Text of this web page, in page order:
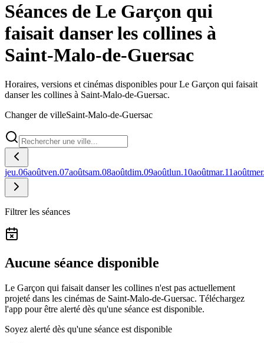
Séances de Le Garçon qui
faisait danser les collines à
Saint-Malo-de-Guersac
Horaires, versions et cinémas disponibles pour Le Garçon qui faisait
danser les collines à Saint-Malo-de-Guersac.
Changer de villeSaint-Malo-de-Guersac
jeu.06aoûtven.07aoûtsam.08aoûtdim.09aoûtlun.10aoûtmar.11août
Filtrer les séances
Aucune séance disponible
Le Garçon qui faisait danser les collines n'est pas actuellement
projeté dans les cinémas de Saint-Malo-de-Guersac. Téléchargez
l'app pour être alerté dès qu'une séance est disponible.
Soyez alerté dès qu'une séance est disponible